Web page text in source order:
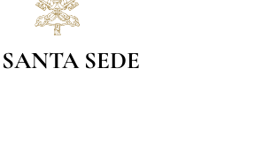
SANTA SEDE